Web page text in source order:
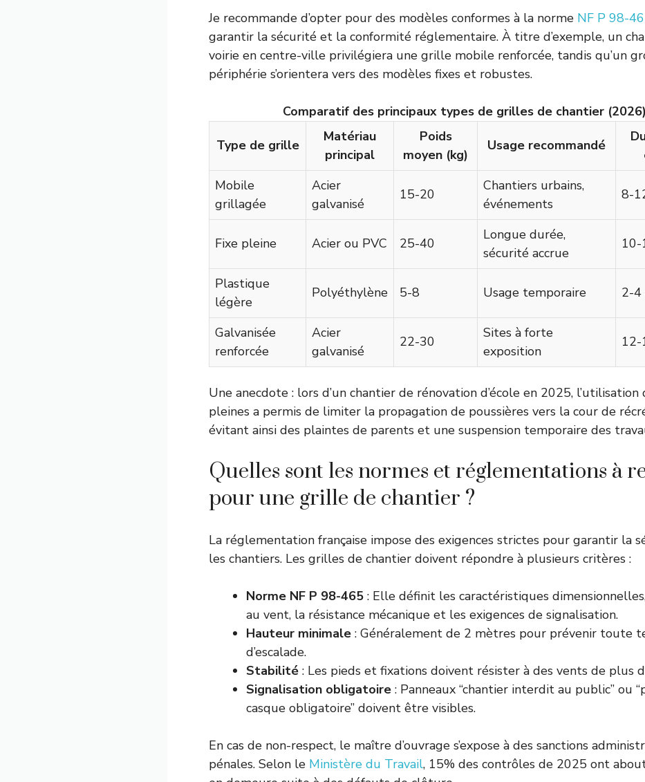
Je recommande d’opter pour des modèles conformes à la norme NF P 98-
garantir la sécurité et la conformité réglementaire. À titre d’exemple, un
voirie en centre-ville privilégiera une grille mobile renforcée, tandis qu’un
périphérie s’orientera vers des modèles fixes et robustes.
Comparatif des principaux types de grilles de chantier (2026)
Type de grille
Matériau
principal
Poids
moyen (kg)
Usage recommandé
Mobile
grillagée
Acier
galvanisé
15-20
Chantiers urbains,
événements
8-
Fixe pleine Acier ou PVC 25-40
Longue durée,
sécurité accrue
10-
Plastique
légère
Polyéthylène 5-8 Usage temporaire 2-4
Galvanisée
renforcée
Acier
galvanisé
22-30
Sites à forte
exposition
12-
Une anecdote : lors d’un chantier de rénovation d’école en 2025,
pleines a permis de limiter la propagation de poussières vers la cour de
évitant ainsi des plaintes de parents et une suspension temporaire des
Quelles sont les normes et réglementations à
pour une grille de chantier ?
La réglementation française impose des exigences strictes pour garantir la
les chantiers. Les grilles de chantier doivent répondre à plusieurs critères :
Norme NF P 98-465 : Elle définit les caractéristiques
au vent, la résistance mécanique et les exigences de signalisation.
Hauteur minimale : Généralement de 2 mètres pour prévenir toute
d’escalade.
Stabilité : Les pieds et fixations doivent résister à des vents de plus
Signalisation obligatoire : Panneaux “chantier interdit au public” ou
casque obligatoire” doivent être visibles.
En cas de non-respect, le maître d’ouvrage s’expose à des sanctions
pénales. Selon le Ministère du Travail, 15% des contrôles de 2025 ont